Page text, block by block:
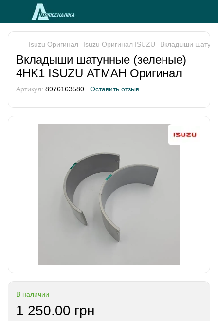
Isuzu Оригинал Isuzu Оригинал ISUZU Вкладыши
Вкладыши шатунные (зеленые)
4HK1 ISUZU АТМАН Оригинал
Артикул: 8976163580 Оставить отзыв
В наличии
1 250.00 грн